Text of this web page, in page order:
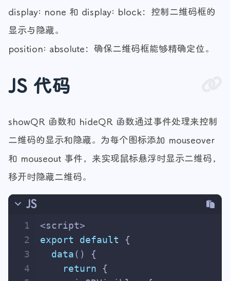
18
display: none 和 display: block：控制二维码框的
显示与隐藏。
position: absolute：确保二维码框能够精确定位。
JS 代码
showQR 函数和 hideQR 函数通过事件处理来控制
二维码的显示和隐藏。为每个图标添加 mouseover
和 mouseout 事件，来实现鼠标悬浮时显示二维码，
移开时隐藏二维码。
JS
1
2
3
4
<script>
export
default {
data( ) {
return {